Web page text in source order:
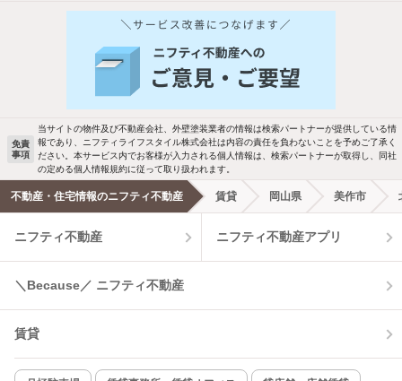
他の人はこんな条件で絞り込んでいます！
バス・トイレ別 2階以上
洗濯機置場あり 独立洗面台
エアコンあり 都市ガス
温水洗浄便座 オートロック
コンロ2口以上
新着のみ インターネット無料
免責
事項
当サイトの物件及び不動産会社、外壁塗装業者の情報は検索パートナーが提供している情
報であり、ニフティライフスタイル株式会社は内容の責任を負わないことを予めご了承く
ださい。本サービス内でお客様が入力される個人情報は、検索パートナーが取得し、同社
の定める個人情報規約に従って取り扱われます。
不動産・住宅情報のニフティ不動産 賃貸 岡山県 美作市
ニフティ不動産 ニフティ不動産アプリ
＼Because／ ニフティ不動産
賃貸